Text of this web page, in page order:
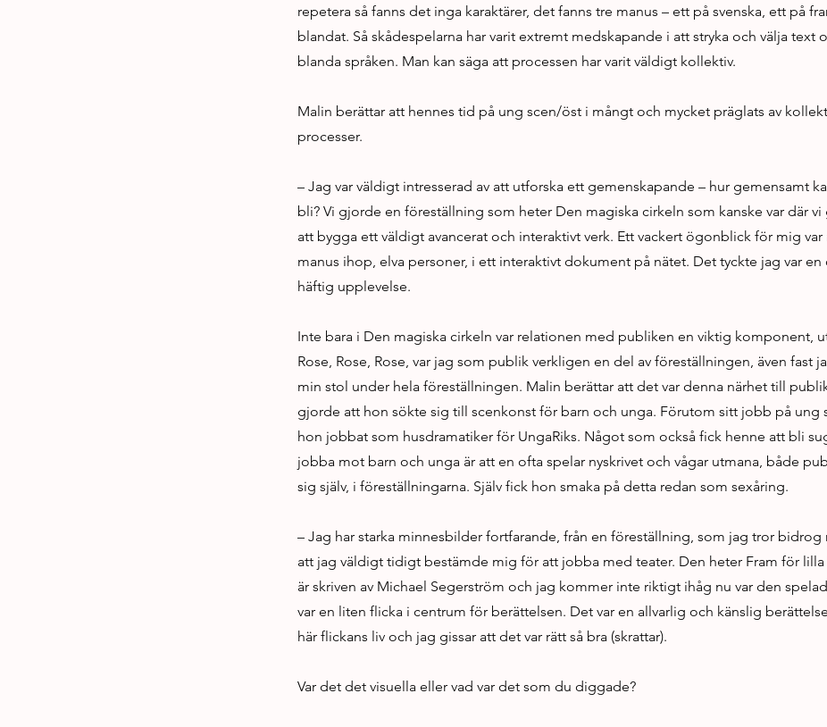
repetera så fanns det inga karaktärer, det fanns tre manus – ett på svenska, ett på
blandat. Så skådespelarna har varit extremt medskapande i att stryka och välja text
blanda språken. Man kan säga att processen har varit väldigt kollektiv.
Malin berättar att hennes tid på ung scen/öst i mångt och mycket präglats av
processer.
– Jag var väldigt intresserad av att utforska ett gemenskapande – hur gemensamt
bli? Vi gjorde en föreställning som heter Den magiska cirkeln som kanske var där vi
att bygga ett väldigt avancerat och interaktivt verk. Ett vackert ögonblick för mig var
manus ihop, elva personer, i ett interaktivt dokument på nätet. Det tyckte jag var
häftig upplevelse.
Inte bara i Den magiska cirkeln var relationen med publiken en viktig komponent,
Rose, Rose, Rose, var jag som publik verkligen en del av föreställningen, även fast
min stol under hela föreställningen. Malin berättar att det var denna närhet till
gjorde att hon sökte sig till scenkonst för barn och unga. Förutom sitt jobb på ung
hon jobbat som husdramatiker för UngaRiks. Något som också fick henne att bli
jobba mot barn och unga är att en ofta spelar nyskrivet och vågar utmana, både
sig själv, i föreställningarna. Själv fick hon smaka på detta redan som sexåring.
– Jag har starka minnesbilder fortfarande, från en föreställning, som jag tror bidrog
att jag väldigt tidigt bestämde mig för att jobba med teater. Den heter Fram för lilla
är skriven av Michael Segerström och jag kommer inte riktigt ihåg nu var den
var en liten flicka i centrum för berättelsen. Det var en allvarlig och känslig
här flickans liv och jag gissar att det var rätt så bra (skrattar).
Var det det visuella eller vad var det som du diggade?